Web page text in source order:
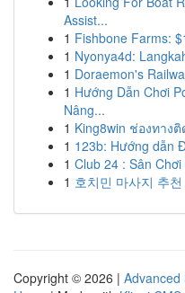
Assist...
1 Fishbone Farms:
1 Nyonya4d:
1 Doraemon's
1 Hướng Dẫn Chơi
Nâng...
1 King8win ช่องทาง
1 123b: Hướng dẫn
1 Club 24 : Sân
1 호치민 마사지 추천
Copyright © 2026 | Advanced